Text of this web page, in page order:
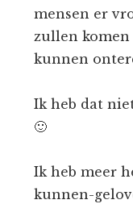
mensen er
zullen
kunnen
Ik heb dat
🙂
Ik heb meer
kunnen-